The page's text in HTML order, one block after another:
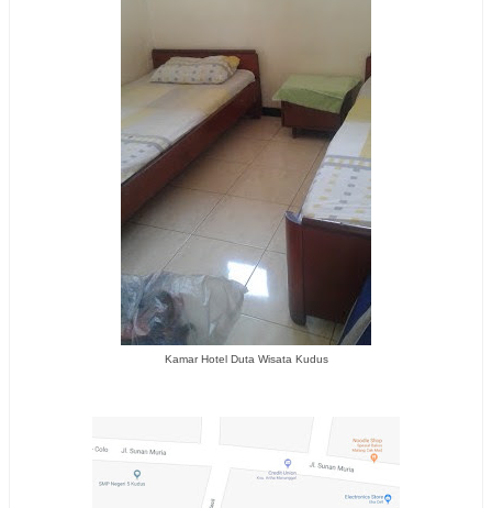
Kamar Hotel Duta Wisata Kudus